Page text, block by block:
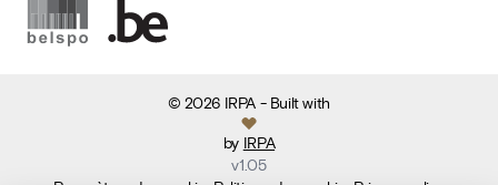
©2026 IRPA- Built with
by IRPA
v1.05